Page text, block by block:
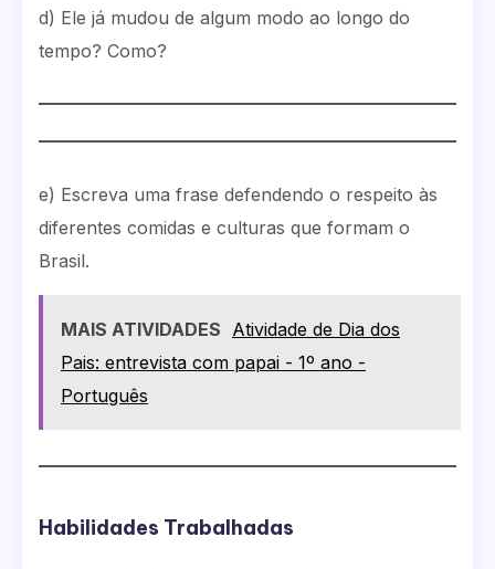
d) Ele já mudou de algum modo ao longo do
tempo? Como?
e) Escreva uma frase defendendo o respeito às
diferentes comidas e culturas que formam o
Brasil.
MAIS ATIVIDADES Atividade de Dia dos
Pais: entrevista com papai - 1º ano -
Português
Habilidades Trabalhadas